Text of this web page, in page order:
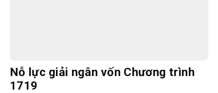
Nỗ lực giải ngân vốn Chương trình
1719